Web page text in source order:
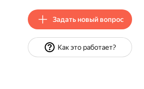
Задать новый вопрос
Как это работает?